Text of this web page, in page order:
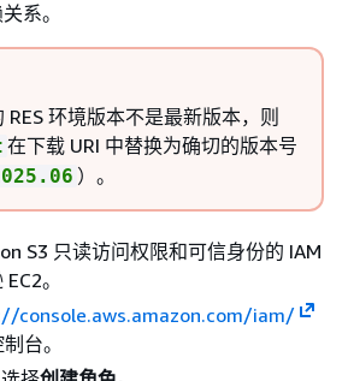
系。
RES 环境版本不是最新版本，则
在下载 URI 中替换为确切的版本号
）。
S3 只读访问权限和可信身份的 IAM
。
console.aws.amazon.com/iam/
台。